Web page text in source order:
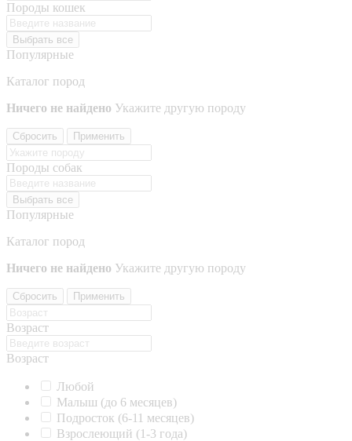
Породы кошек
Выбрать все
Популярные
Каталог пород
Ничего не найдено Укажите другую породу
Сбросить Применить
Породы собак
Выбрать все
Популярные
Каталог пород
Ничего не найдено Укажите другую породу
Сбросить Применить
Возраст
Возраст
Любой
Малыш (до 6 месяцев)
Подросток (6-11 месяцев)
Взрослеющий (1-3 года)